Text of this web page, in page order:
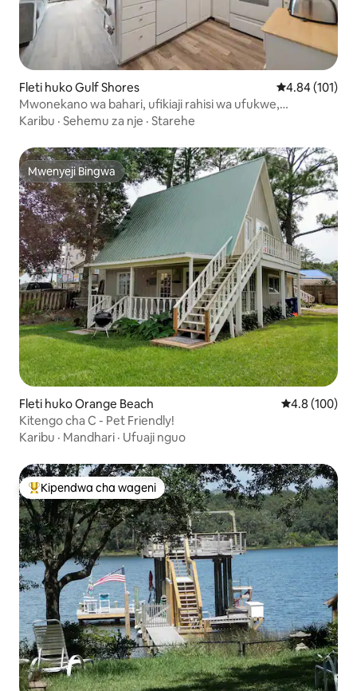
Fleti huko Gulf Shores Ukadiriaji wa
4.84 (101)
Mwonekano wa bahari, ufikiaji rahisi wa ufukwe,
marekebisho mazuri
Karibu · Sehemu za nje · Starehe
Mwenyeji Bingwa
Mwenyeji Bingwa
Fleti huko Orange Beach Ukadiriaji wa
4.8 (100)
Kitengo cha C - Pet Friendly!
Karibu · Mandhari · Ufuaji nguo
Kipendwa maarufu cha wageni
Kipendwa cha wageni